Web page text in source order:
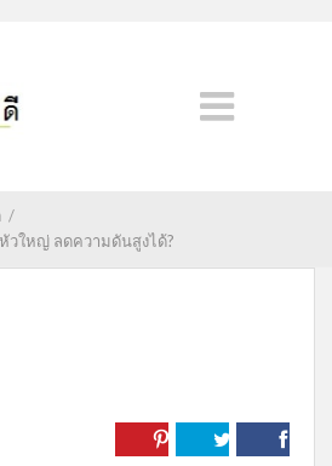
/
วใหญ่ ลดความดันสูงได้?